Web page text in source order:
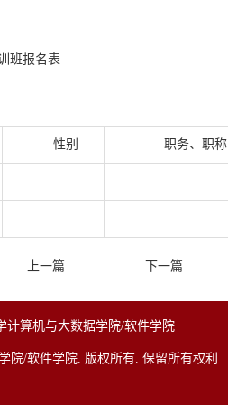
表
性别 职务、职称
上一篇 下一篇
计算机与大数据学院/软件学院
院/软件学院. 版权所有. 保留所有权利